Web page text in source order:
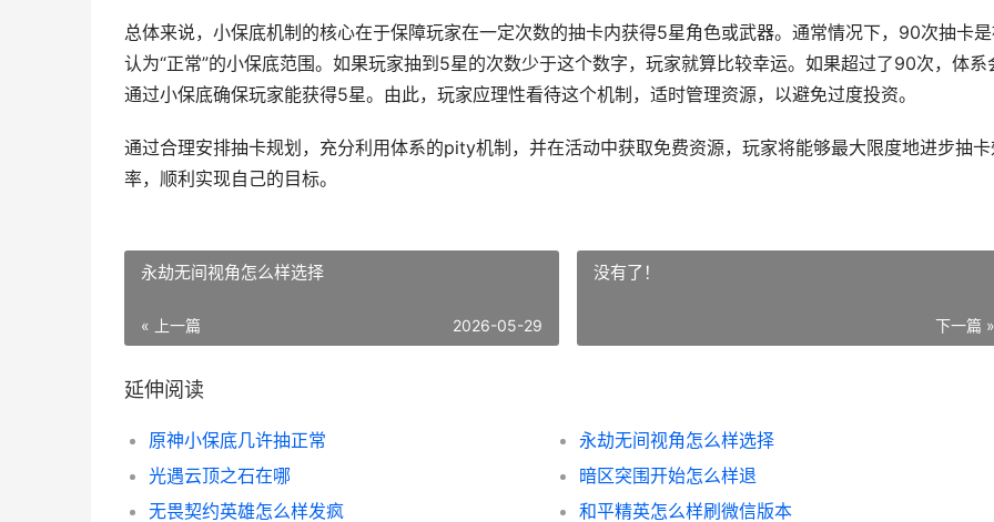
总体来说，小保底机制的核心在于保障玩家在一定次数的抽卡内获得5星角色或武器。通常情况下，90次抽卡
认为“正常”的小保底范围。如果玩家抽到5星的次数少于这个数字，玩家就算比较幸运。如果超过了90次，体系
通过小保底确保玩家能获得5星。由此，玩家应理性看待这个机制，适时管理资源，以避免过度投资。
通过合理安排抽卡规划，充分利用体系的pity机制，并在活动中获取免费资源，玩家将能够最大限度地进步抽
率，顺利实现自己的目标。
永劫无间视角怎么样选择
« 上一篇 2026-05-29
没有了！
下一篇 »
延伸阅读
原神小保底几许抽正常
永劫无间视角怎么样选择
光遇云顶之石在哪
暗区突围开始怎么样退
无畏契约英雄怎么样发疯
和平精英怎么样刷微信版本